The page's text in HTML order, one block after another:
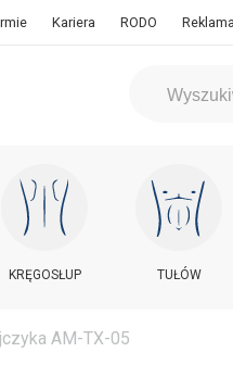
Kariera RODO
KRĘGOSŁUP TUŁÓW
AM-TX-05